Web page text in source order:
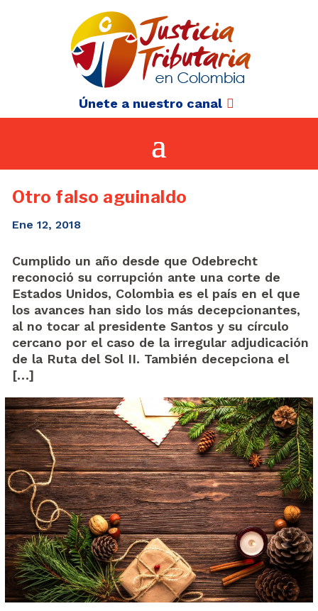
Únete a nuestro canal
Otro falso aguinaldo
Ene 12, 2018
Cumplido un año desde que Odebrecht
reconoció su corrupción ante una corte de
Estados Unidos, Colombia es el país en el que
los avances han sido los más decepcionantes,
al no tocar al presidente Santos y su círculo
cercano por el caso de la irregular adjudicación
de la Ruta del Sol II. También decepciona el
[…]